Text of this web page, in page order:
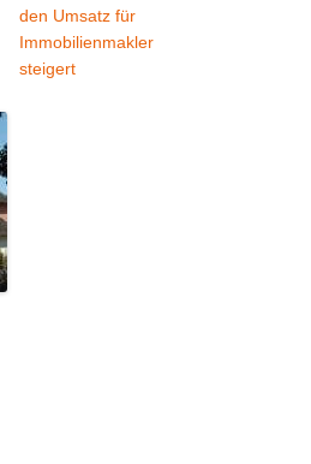
den Umsatz für
Immobilienmakler
steigert